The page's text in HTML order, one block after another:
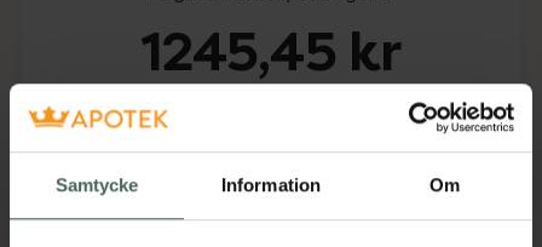
Samtycke Information Om
1245,45 kr
Köp via ditt recept